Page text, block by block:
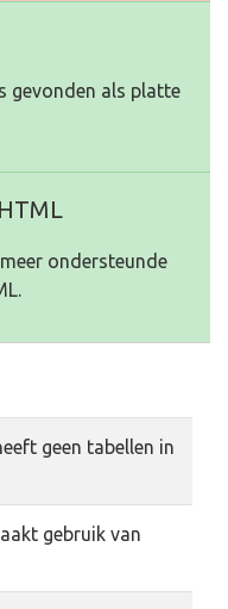
gevonden als platte
ondersteunde
geen tabellen in
gebruik van